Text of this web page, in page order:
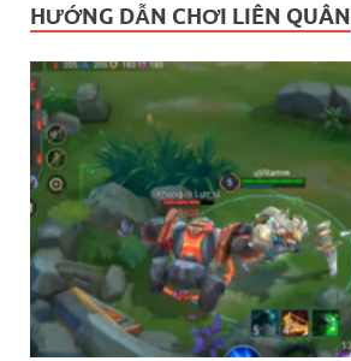
HƯỚNG DẪN CHƠI LIÊN QUÂN